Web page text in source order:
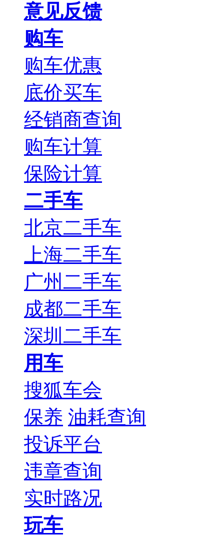
意见反馈
购车
购车优惠
底价买车
经销商查询
购车计算
保险计算
二手车
北京二手车
上海二手车
广州二手车
成都二手车
深圳二手车
用车
搜狐车会
保养 油耗查询
投诉平台
违章查询
实时路况
玩车